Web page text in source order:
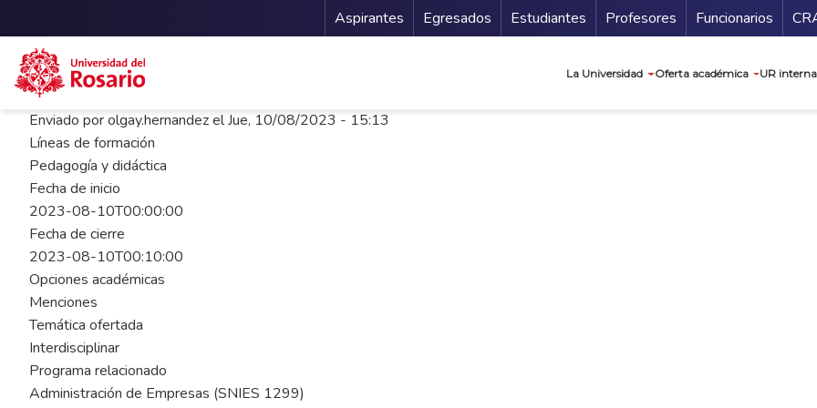
Pasar al contenido principal
Menu Secundario
Aspirantes Egresados Estudiantes Profesores Funcionarios
La Universidad Oferta académica UR
Enviado porolgay.hernandezelJue, 10/08/2023 - 15:13
Líneas de formación
Pedagogía y didáctica
Fecha de inicio
2023-08-10T00:00:00
Fecha de cierre
2023-08-10T00:10:00
Opciones académicas
Menciones
Temática ofertada
Interdisciplinar
Programa relacionado
Administración de Empresas (SNIES 1299)